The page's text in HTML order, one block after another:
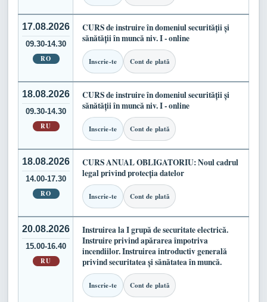
17.08.2026
09.30-14.30
RO
CURS de instruire în domeniul securității și
sănătății în muncă niv. I - online
Inscrie-te Cont de plată
18.08.2026
09.30-14.30
RU
CURS de instruire în domeniul securității și
sănătății în muncă niv. I - online
Inscrie-te Cont de plată
18.08.2026
14.00-17.30
RO
CURS ANUAL OBLIGATORIU: Noul cadrul
legal privind protecția datelor
Inscrie-te Cont de plată
20.08.2026
15.00-16.40
RU
Instruirea la I grupă de securitate electrică.
Instruire privind apărarea împotriva
incendiilor. Instruirea introductiv generală
privind securitatea și sănătatea în muncă.
Inscrie-te Cont de plată